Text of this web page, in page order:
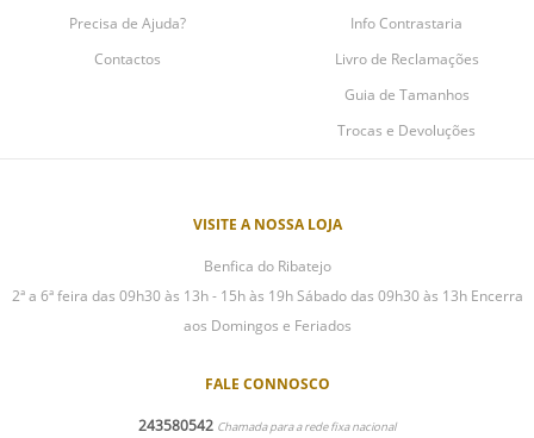
Precisa de Ajuda?
Contactos
Info Contrastaria
Livro de Reclamações
Guia de Tamanhos
Trocas e Devoluções
VISITE A NOSSA LOJA
Benfica do Ribatejo
2ª a 6ª feira das 09h30 às 13h - 15h às 19h Sábado das 09h30 às 13h Encerra
aos Domingos e Feriados
FALE CONNOSCO
243580542 Chamada para a rede fixa nacional